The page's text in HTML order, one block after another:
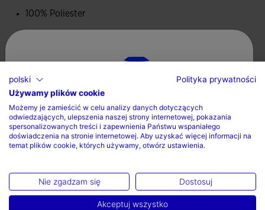
100% Poliester
Prac w pralce maksymalnie w 30 stopniach
Nie stosowac wybielacza
Nie suszyc w suszarce bebnowej
Prasowac w maksymalnej temperaturze 110 stopni
Wybierz kraj oraz język
Kraj
Polska
Język
Polski
polski
Polityka prywatności
Używamy plików cookie
Możemy je zamieścić w celu analizy danych dotyczących
odwiedzających, ulepszenia naszej strony internetowej, pokazania
spersonalizowanych treści i zapewnienia Państwu wspaniałego
doświadczenia na stronie internetowej. Aby uzyskać więcej informacji na
temat plików cookie, których używamy, otwórz ustawienia.
Nie zgadzam się Dostosuj
Akceptuj wszystko